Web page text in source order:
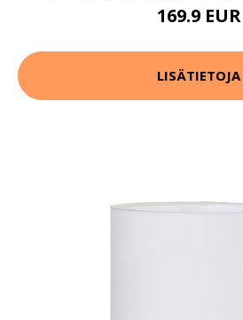
169.9 EUR
LISÄTIETOJA